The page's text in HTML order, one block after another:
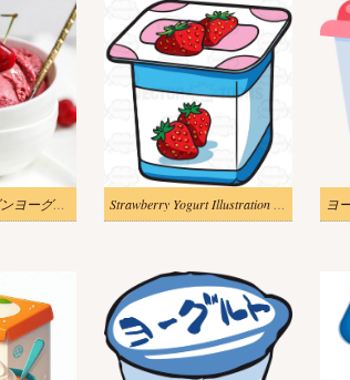
チェリーフローズンヨーグルトのイラストリアル Strawberry Yogurt Illustration Download